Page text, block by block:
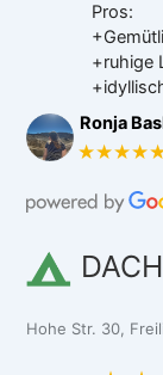
Pros:
+ruhige
Ronja
Hohe Str. 30,